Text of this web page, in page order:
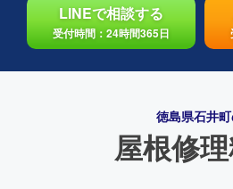
LINEで相談する
受付時間：24時間365日
徳島県石井
屋根修